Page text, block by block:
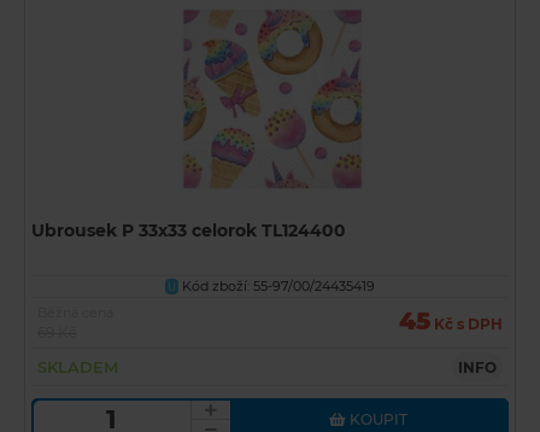
Ubrousek P 33x33 celorok TL124400
U
Kód zboží: 55-97/00/24435419
45 Kč s DPH
SKLADEM INFO
KOUPIT